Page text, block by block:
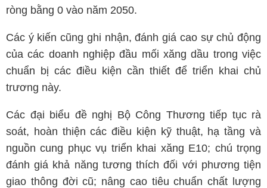
ròng bằng 0 vào năm 2050.
Các ý kiến cũng ghi nhận, đánh giá cao sự chủ động
của các doanh nghiệp đầu mối xăng dầu trong việc
chuẩn bị các điều kiện cần thiết để triển khai chủ
trương này.
Các đại biểu đề nghị Bộ Công Thương tiếp tục rà
soát, hoàn thiện các điều kiện kỹ thuật, hạ tầng và
nguồn cung phục vụ triển khai xăng E10; chú trọng
đánh giá khả năng tương thích đối với phương tiện
giao thông đời cũ; nâng cao tiêu chuẩn chất lượng